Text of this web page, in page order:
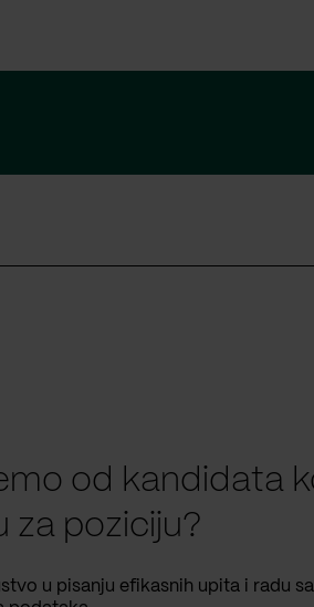
od kandidata
za poziciju?
u pisanju efikasnih upita i radu sa